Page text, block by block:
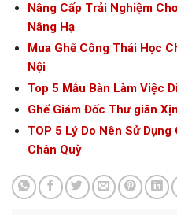
Nâng Cấp Trải Nghiệm
Nâng Hạ
Mua Ghế Công Thái Học
Nội
Top 5 Mẫu Bàn Làm Việc
Ghế Giám Đốc Thư giãn
TOP 5 Lý Do Nên Sử
Chân Quỳ